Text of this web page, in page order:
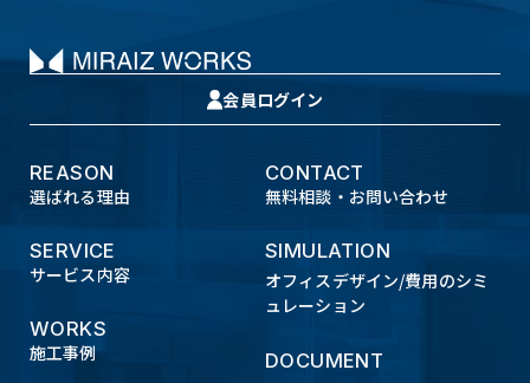
会員ログイン
REASON
選ばれる理由
SERVICE
サービス内容
WORKS
施工事例
CONTACT
無料相談・お問い合わせ
SIMULATION
オフィスデザイン/費用のシミ
ュレーション
DOCUMENT